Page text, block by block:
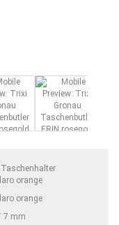
orange
orange
7 mm